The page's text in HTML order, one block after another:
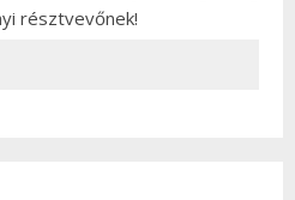
résztvevőnek!